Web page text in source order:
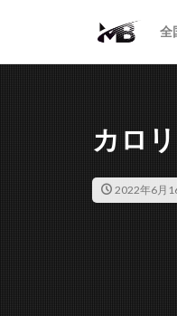
全
カロ
2022年6月